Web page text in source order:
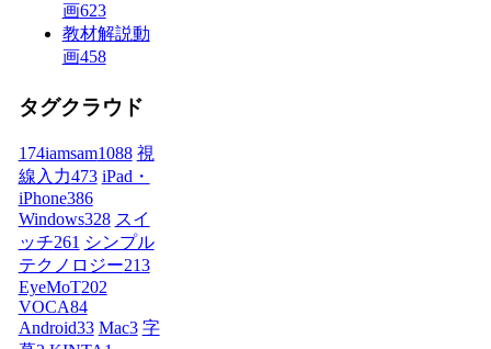
画623
教材解説動
画458
タグクラウド
174iamsam1088 視
線入力473 iPad・
iPhone386
Windows328 スイ
ッチ261 シンプル
テクノロジー213
EyeMoT202
VOCA84
Android33 Mac3 字